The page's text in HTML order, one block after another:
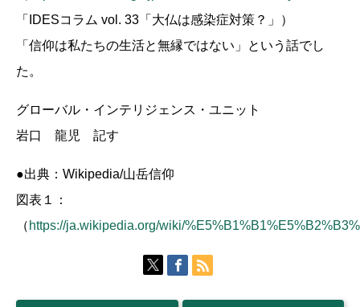
「IDESコラム vol. 33「大仏は感染症対策？」）
「信仰は私たちの生活と無縁ではない」という話でし
た。
グローバル・インテリジェンス・ユニット
岩口 龍児 記す
●出典：Wikipedia/山岳信仰
図表１：
（ https://ja.wikipedia.org/wiki/